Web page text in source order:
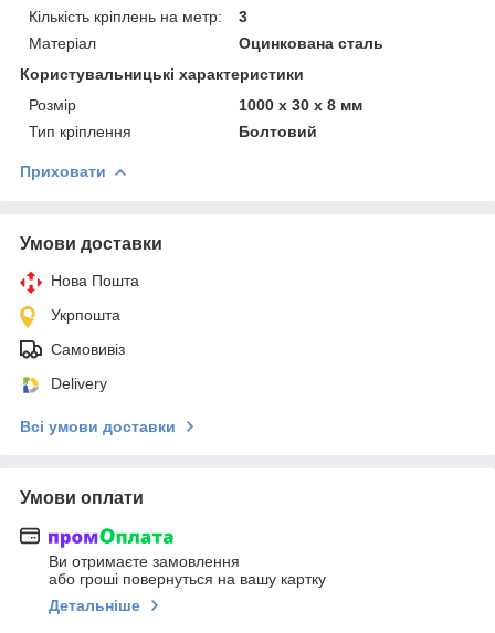
Кількість кріплень на метр:
3
Матеріал
Оцинкована сталь
Користувальницькі характеристики
Розмір
1000 x 30 x 8 мм
Тип кріплення
Болтовий
Приховати
Умови доставки
Нова Пошта
Укрпошта
Самовивіз
Delivery
Всі умови доставки
Умови оплати
Ви отримаєте замовлення
або гроші повернуться на вашу картку
Детальніше